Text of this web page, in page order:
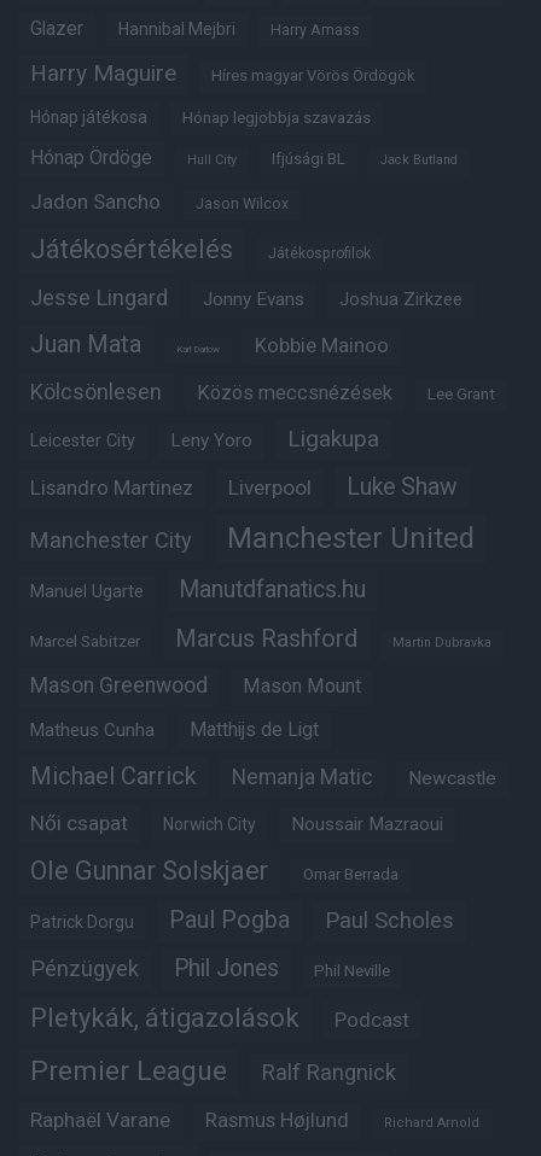
Glazer Hannibal Mejbri Harry Amass
Harry Maguire Híres magyar Vörös Ördögök
Hónap játékosa Hónap legjobbja szavazás
Hónap Ördöge Hull City Ifjúsági BL Jack Butland
Jadon Sancho Jason Wilcox
Játékosértékelés Játékosprofilok
Jesse Lingard Jonny Evans Joshua Zirkzee
Juan Mata Karl Darlow Kobbie Mainoo
Kölcsönlesen Közös meccsnézések Lee Grant
Leicester City Leny Yoro Ligakupa
Lisandro Martinez Liverpool Luke Shaw
Manchester City Manchester United
Manuel Ugarte Manutdfanatics.hu
Marcel Sabitzer Marcus Rashford Martin Dubravka
Mason Greenwood Mason Mount
Matheus Cunha Matthijs de Ligt
Michael Carrick Nemanja Matic Newcastle
Női csapat Norwich City Noussair Mazraoui
Ole Gunnar Solskjaer Omar Berrada
Patrick Dorgu Paul Pogba Paul Scholes
Pénzügyek Phil Jones Phil Neville
Pletykák, átigazolások Podcast
Premier League Ralf Rangnick
Raphaël Varane Rasmus Højlund Richard Arnold